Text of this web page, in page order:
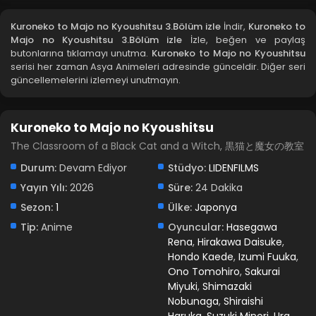
Kuroneko to Majo no Kyoushitsu 3.Bölüm izle İndir, Kuroneko to
Majo no Kyoushitsu 3.Bölüm izle İzle, beğen ve paylaş
butonlarına tıklamayı unutma. Kuroneko to Majo no Kyoushitsu
serisi her zaman Asya Animeleri adresinde günceldir. Diğer seri
güncellemelerini izlemeyi unutmayın.
Kuroneko to Majo no Kyoushitsu
The Classroom of a Black Cat and a Witch, 黒猫と魔女の教室
Durum: Devam Ediyor Stüdyo: LIDENFILMS
Yayın Yılı: 2026 Süre: 24 Dakika
Sezon: 1 Ülke: Japonya
Tip: Anime Oyuncular: Hasegawa
Rena, Hirakawa Daisuke,
Hondo Kaede, Izumi Fuuka,
Ono Tomohiro, Sakurai
Miyuki, Shimazaki
Nobunaga, Shiraishi